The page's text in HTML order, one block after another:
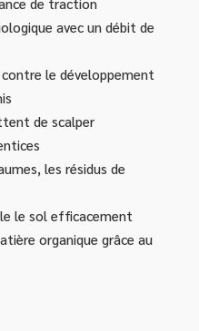
avec un débit de
le développement
de scalper
les résidus de
le sol efficacement
organique grâce au